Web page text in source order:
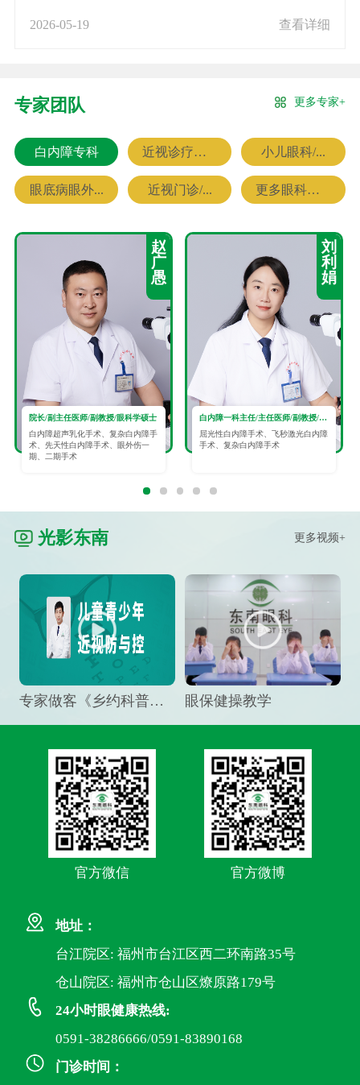
2026-05-19 查看详细
专家团队 更多专家+
白内障专科 近视诊疗专科 小儿眼科/...
眼底病眼外... 近视门诊/... 更多眼科专家
赵
广
愚
院长/副主任医师/副教授/眼科学硕士
白内障超声乳化手术、复杂白内障手
术、先天性白内障手术、眼外伤一
期、二期手术
刘
利
娟
白内障一科主任/主任医师/副教授/眼科学硕士
屈光性白内障手术、飞秒激光白内障
手术、复杂白内障手术
光影东南 更多视频+
专家做客《乡约科普》栏目，预防孩子近视竟然这么“简单” 眼保健操教学
官方微信 官方微博
地址：
台江院区: 福州市台江区西二环南路35号
仓山院区: 福州市仓山区燎原路179号
24小时眼健康热线:
0591-38286666/0591-83890168
门诊时间：